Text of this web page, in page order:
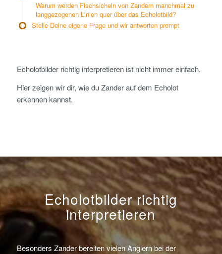
Warum werden Fischsicheln von Zandern manchmal zu
langgezogenen Linien quer über das Echolotbild?
Stelle Deine eigene Frage und wir antworten prompt
Echolotbilder richtig interpretieren ist nicht immer einfach.
Hier zeigen wir dir, wie du Zander auf dem Echolot
erkennen kannst.
Echolotbilder richtig
interpretieren
Besonders Zander bereiten vielen Anglern bei der